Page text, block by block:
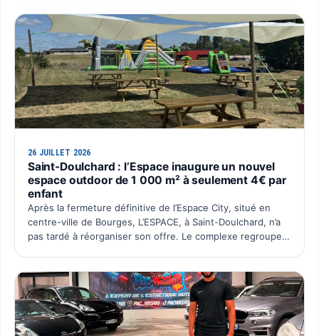
26 JUILLET 2026
Saint-Doulchard : l’Espace inaugure un nouvel
espace outdoor de 1 000 m² à seulement 4€ par
enfant
Après la fermeture définitive de l’Espace City, situé en
centre-ville de Bourges, L’ESPACE, à Saint-Doulchard, n’a
pas tardé à réorganiser son offre. Le complexe regroupe